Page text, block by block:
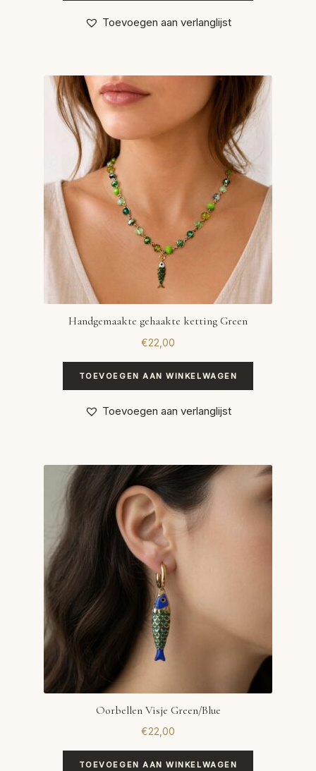
Toevoegen aan verlanglijst
Handgemaakte gehaakte ketting Green
€22,00
TOEVOEGEN AAN WINKELWAGEN
Toevoegen aan verlanglijst
Oorbellen Visje Green/Blue
€22,00
TOEVOEGEN AAN WINKELWAGEN